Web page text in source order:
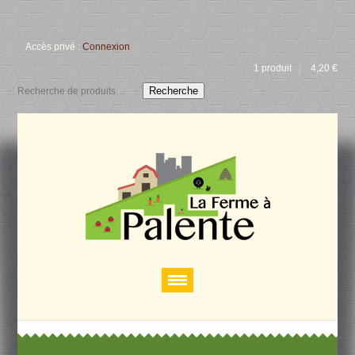
Accès privé :Connexion
1 produit
4,20 €
Recherche